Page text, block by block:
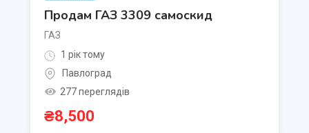
Продам ГАЗ 3309 самоскид
ГАЗ
1 рік тому
Павлоград
277 переглядів
₴8,500